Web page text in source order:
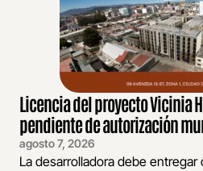
Licencia del proyecto Vicinia
pendiente de autorización
agosto 7, 2026
La desarrolladora debe